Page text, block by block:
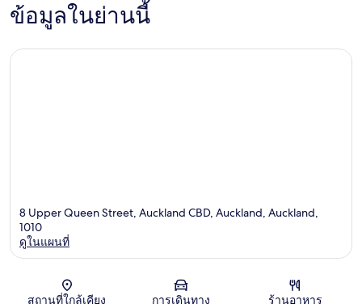
ข้อมูลในย่านนี้
แผนที่
8 Upper Queen Street, Auckland CBD, Auckland, Auckland,
1010
ดูในแผนที่
สถานที่ใกล้เคียง การเดินทาง ร้านอาหาร